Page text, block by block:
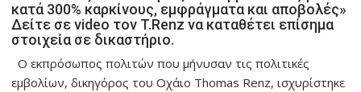
κατά 300% καρκίνους, εμφράγματα και αποβολές»
Δείτε σε video τον T.Renz να καταθέτει επίσημα
στοιχεία σε δικαστήριο.
Ο εκπρόσωπος πολιτών που μήνυσαν τις πολιτικές
εμβολίων, δικηγόρος του Οχάιο Thomas Renz, ισχυρίστηκε